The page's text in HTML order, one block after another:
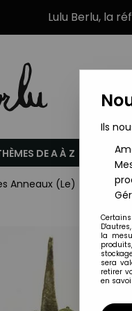
Lulu Berlu, la
DE A À Z
Anneaux (Le)
Le
Ils
la
sera
retirer
en